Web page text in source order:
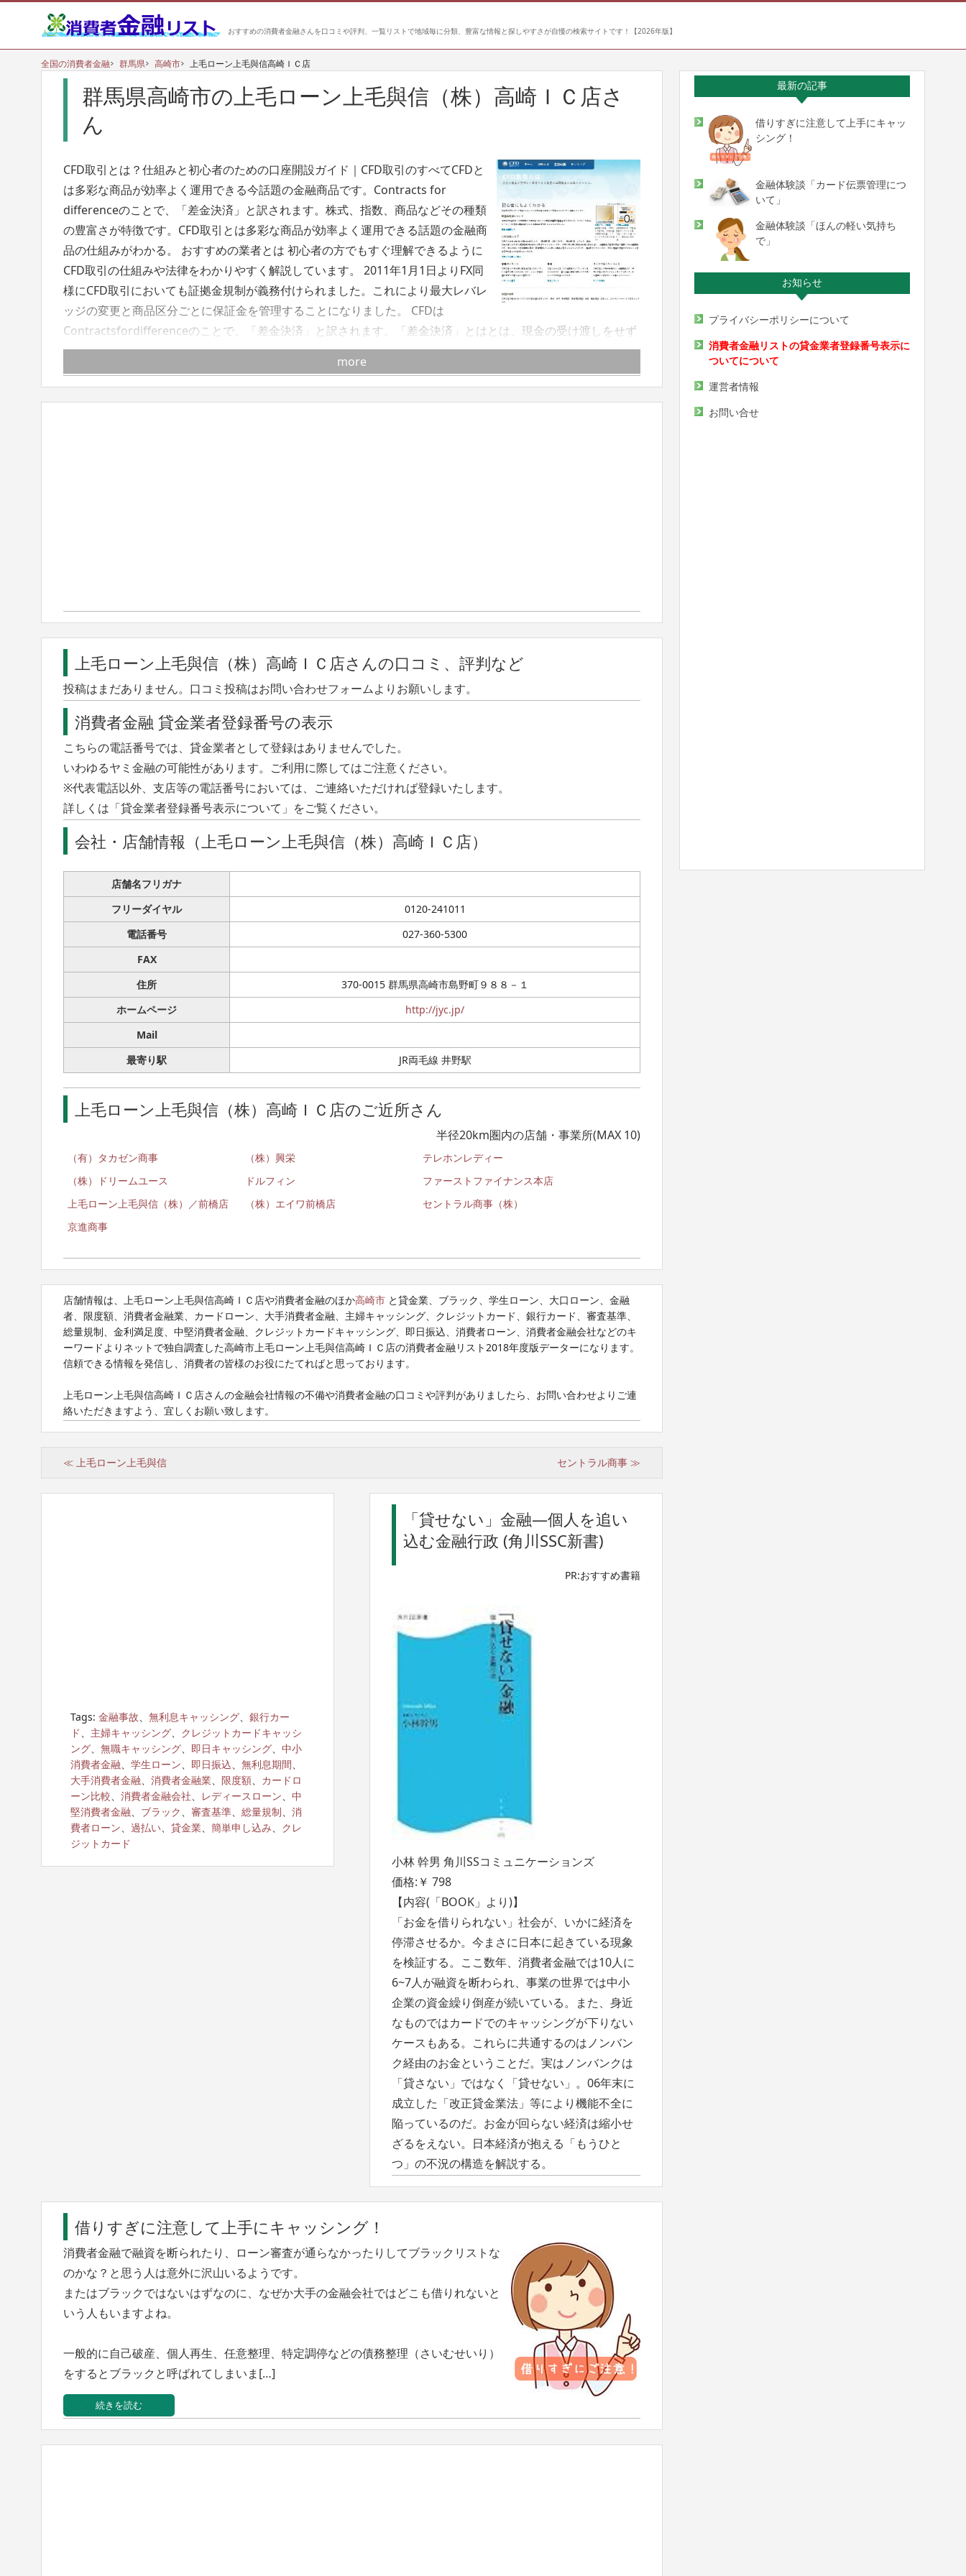
おすすめの消費者金融さんを口コミや評判、一覧リストで地域毎に分類、豊富な情報と探しやすさが自慢の検索サイトです！【2026年版】
全国の消費者金融 群馬県 高崎市 上毛ローン上毛與信高崎ＩＣ店
群馬県高崎市の上毛ローン上毛與信（株）高崎ＩＣ店さ
ん
CFD取引とは？仕組みと初心者のための口座開設ガイド｜CFD取引のすべてCFDと
は多彩な商品が効率よく運用できる今話題の金融商品です。Contracts for
differenceのことで、「差金決済」と訳されます。株式、指数、商品などその種類
の豊富さが特徴です。CFD取引とは多彩な商品が効率よく運用できる話題の金融商
品の仕組みがわかる。 おすすめの業者とは 初心者の方でもすぐ理解できるように
CFD取引の仕組みや法律をわかりやすく解説しています。 2011年1月1日よりFX同
様にCFD取引においても証拠金規制が義務付けられました。これにより最大レバレ
ッジの変更と商品区分ごとに保証金を管理することになりました。 CFDは
Contractsfordifferenceのことで、「差金決済」と訳されます。「差金決済」とはとは、現金の受け渡しをせず
に反対売買の差金のみで決済することをいいます。CFDはFXと同じ証拠金を元に投資を行い、金融商品取引法の
法律で規制される金融商品です。FXとの違いは投資範囲が株式、株価指数をはじめ様々な商品が対象となること
だけです。現金決済ではないので、少ない元手で取引ができるという投資効率の良さが初心者にも人気です。
どあります。 CFD取引を行うには目的に応じて各種注文方法を駆使します。また投資は100％必ず勝ち続けると
をインストールするアプリケーション版、Webブラウザ版、モバイル版とあります。それぞれ特徴があるので、
使い分けて利用することで効率よく投資を行うことができます。 取引システムについて CFDには成行注文、指
値注文、逆指値注文、さらにそれらを組み合わせたイフダン、OCO注文、イフダンOCO注文、トレール注文も
ございます。FX経験者には馴染みがありますね。 注文方法について ロスカットとは証拠金額に対する評価損が
一定水準を超えた場合に自動的に決済する仕組みです。損失拡大を防ぐことができます。CFDで利益を上げるに
は損切りも含めた意識しておく必要があります。 CFDを始めるにはまずは取扱会社で口座開設をする必要があり
ます。口座開設をするにはまずはオンラインで申し込みます。その後本人確認書類を郵送で送ります。審査後取
引口座の案内が来るので入金して取引開始となります。CFD業者によっては口座開設キャンペーンを用意してい
ます。それを活用するのもいいですね。 ランキング比較を見る 差金決済取引に関する用語を解説。 CFD取引と
は投資元本が保証されるものではありません。相場の変動により損失を被る可能性があります。また預託する証
拠金金額に比べ大きい金額の取引ができるため、マーケットの変動率に比べ投資元本の損益変動率が大きくなる
可能性もあります。必ずデメリットやリスクも把握した上で取引ください。 CFD取引とは金融商品取引法の法律
で規制される金融商品です。
more
上毛ローン上毛與信（株）高崎ＩＣ店さんの口コミ、評判など
投稿はまだありません。口コミ投稿はお問い合わせフォームよりお願いします。
消費者金融 貸金業者登録番号の表示
こちらの電話番号では、貸金業者として登録はありませんでした。
いわゆるヤミ金融の可能性があります。ご利用に際してはご注意ください。
※代表電話以外、支店等の電話番号においては、ご連絡いただければ登録いたします。
詳しくは「貸金業者登録番号表示について」をご覧ください。
会社・店舗情報（上毛ローン上毛與信（株）高崎ＩＣ店）
店舗名フリガナ
フリーダイヤル
0120-241011
電話番号
027-360-5300
FAX
住所
370-0015 群馬県高崎市島野町９８８－１
ホームページ
http://jyc.jp/
Mail
最寄り駅
JR両毛線 井野駅
上毛ローン上毛與信（株）高崎ＩＣ店のご近所さん
半径20km圏内の店舗・事業所(MAX 10)
（有）タカゼン商事 （株）興栄
テレホンレディー
（株）ドリームユース
ドルフィン
ファーストファイナンス本店
上毛ローン上毛與信（株）／前橋店
（株）エイワ前橋店
セントラル商事（株）
京進商事
店舗情報は、上毛ローン上毛與信高崎ＩＣ店や消費者金融のほか高崎市 と貸金業、ブラック、学生ローン、大口ローン、金融
者、限度額、消費者金融業、カードローン、大手消費者金融、主婦キャッシング、クレジットカード、銀行カード、審査基準、
総量規制、金利満足度、中堅消費者金融、クレジットカードキャッシング、即日振込、消費者ローン、消費者金融会社などのキ
ーワードよりネットで独自調査した高崎市上毛ローン上毛與信高崎ＩＣ店の消費者金融リスト2018年度版データーになります。
信頼できる情報を発信し、消費者の皆様のお役にたてればと思っております。
上毛ローン上毛與信高崎ＩＣ店さんの金融会社情報の不備や消費者金融の口コミや評判がありましたら、お問い合わせよりご連
絡いただきますよう、宜しくお願い致します。
≪ 上毛ローン上毛與信 セントラル商事 ≫
Tags: 金融事故、 無利息キャッシング、 銀行カー
ド、 主婦キャッシング、 クレジットカードキャッシ
ング、 無職キャッシング、 即日キャッシング、 中小
消費者金融、 学生ローン、 即日振込、 無利息期間、
大手消費者金融、 消費者金融業、 限度額、 カードロ
ーン比較、 消費者金融会社、 レディースローン、 中
堅消費者金融、 ブラック、 審査基準、 総量規制、 消
費者ローン、 過払い、 貸金業、 簡単申し込み、 クレ
ジットカード
「貸せない」金融―個人を追い
込む金融行政 (角川SSC新書)
PR:おすすめ書籍
小林 幹男 角川SSコミュニケーションズ
価格:￥ 798
【内容(「BOOK」より)】
「お金を借りられない」社会が、いかに経済を
停滞させるか。今まさに日本に起きている現象
を検証する。ここ数年、消費者金融では10人に
6~7人が融資を断わられ、事業の世界では中小
企業の資金繰り倒産が続いている。また、身近
なものではカードでのキャッシングが下りない
ケースもある。これらに共通するのはノンバン
ク経由のお金ということだ。実はノンバンクは
「貸さない」ではなく「貸せない」。06年末に
成立した「改正貸金業法」等により機能不全に
陥っているのだ。お金が回らない経済は縮小せ
ざるをえない。日本経済が抱える「もうひと
つ」の不況の構造を解説する。
借りすぎに注意して上手にキャッシング！
消費者金融で融資を断られたり、ローン審査が通らなかったりしてブラックリストな
のかな？と思う人は意外に沢山いるようです。
またはブラックではないはずなのに、なぜか大手の金融会社ではどこも借りれないと
いう人もいますよね。
一般的に自己破産、個人再生、任意整理、特定調停などの債務整理（さいむせいり）
をするとブラックと呼ばれてしまいま[…]
続きを読む
最新の記事
借りすぎに注意して上手にキャッ
シング！
金融体験談「カード伝票管理につ
いて」
金融体験談「ほんの軽い気持ち
で」
お知らせ
プライバシーポリシーについて
消費者金融リストの貸金業者登録番号表示に
ついてについて
運営者情報
お問い合せ